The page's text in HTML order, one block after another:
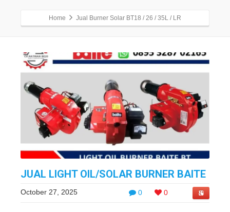
Home Jual Burner Solar BT18 / 26 / 35L / LR
JUAL LIGHT OIL/SOLAR BURNER BAITE
0 0
October 27, 2025